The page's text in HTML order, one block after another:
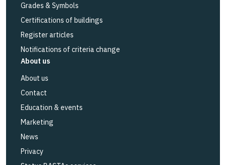
Grades & Symbols
Certifications of buildings
Register articles
Notifications of criteria change
About us
About us
Contact
Education & events
Marketing
News
Privacy